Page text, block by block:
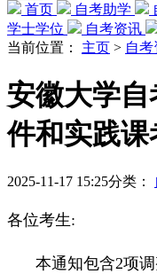
首页 自考助学
学士学位
自考资讯
当前位置： 主页 > 自
安徽大学
件和实践
2025-11-17 15:25分类：
各位考生:
本通知包含2项